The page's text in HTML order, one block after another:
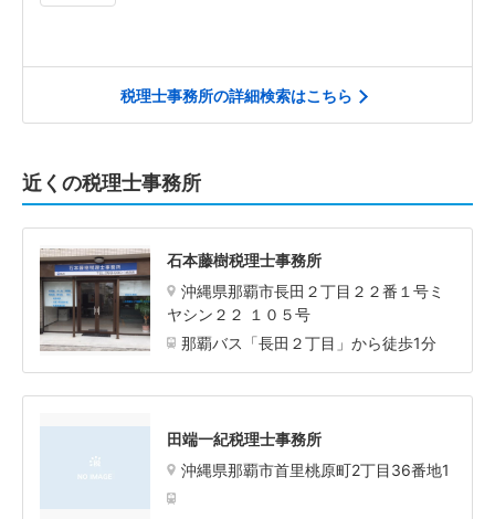
税理士事務所の詳細検索はこちら
近くの税理士事務所
石本藤樹税理士事務所
沖縄県那覇市長田２丁目２２番１号ミ
ヤシン２２ １０５号
那覇バス「長田２丁目」から徒歩1分
田端一紀税理士事務所
沖縄県那覇市首里桃原町2丁目36番地1